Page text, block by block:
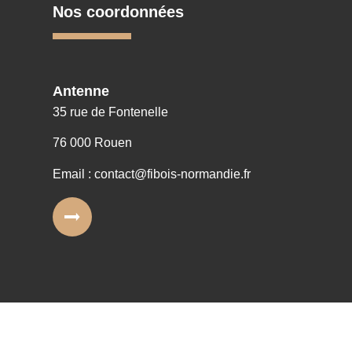
Nos coordonnées
Antenne
35 rue de Fontenelle
76 000 Rouen
Email : contact@fibois-normandie.fr